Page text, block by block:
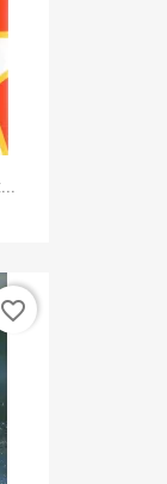
favorite_border